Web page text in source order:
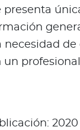
presenta
necesidad de
un
2020